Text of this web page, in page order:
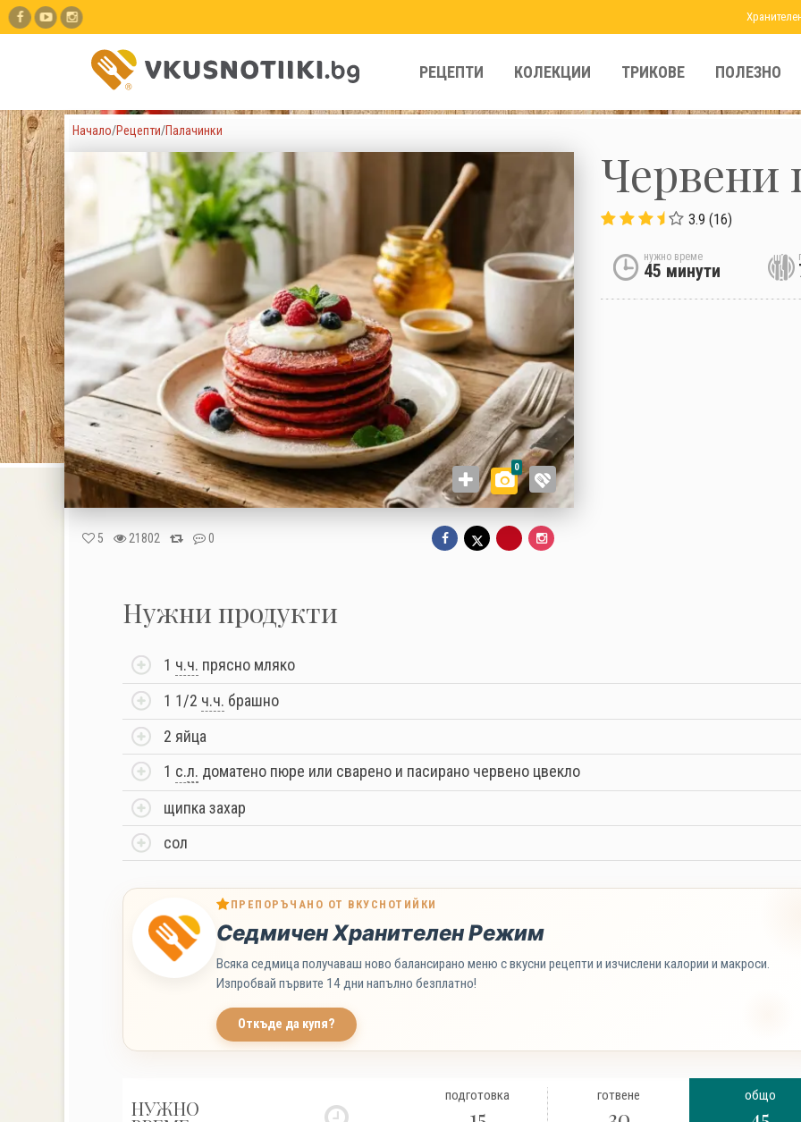
РЕЦЕПТИ КОЛЕКЦИИ ТРИКОВЕ ПОЛЕЗНО
Начало/Рецепти/Палачинки
0
5 21802 0
Червени
3.9 (16)
нужно време
45 минути
Нужни продукти
1 ч.ч. прясно мляко
1 1/2 ч.ч. брашно
2 яйца
1 с.л. доматено пюре или сварено и пасирано червено цвекло
щипка захар
сол
ПРЕПОРЪЧАНО ОТ ВКУСНОТИЙКИ
Седмичен Хранителен Режим
Всяка седмица получаваш ново балансирано меню с вкусни рецепти и изчислени калории и макроси.
Изпробвай първите 14 дни напълно безплатно!
Откъде да купя?
НУЖНО
подготовка готвене общо